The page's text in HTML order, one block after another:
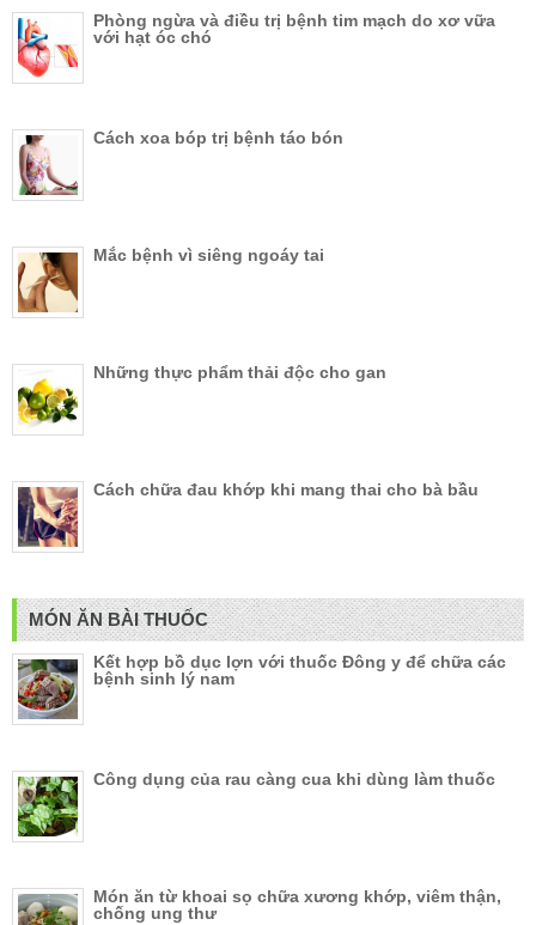
Phòng ngừa và điều trị bệnh tim mạch do xơ vữa
với hạt óc chó
Cách xoa bóp trị bệnh táo bón
Mắc bệnh vì siêng ngoáy tai
Những thực phẩm thải độc cho gan
Cách chữa đau khớp khi mang thai cho bà bầu
MÓN ĂN BÀI THUỐC
Kết hợp bồ dục lợn với thuốc Đông y để chữa các
bệnh sinh lý nam
Công dụng của rau càng cua khi dùng làm thuốc
Món ăn từ khoai sọ chữa xương khớp, viêm thận,
chống ung thư